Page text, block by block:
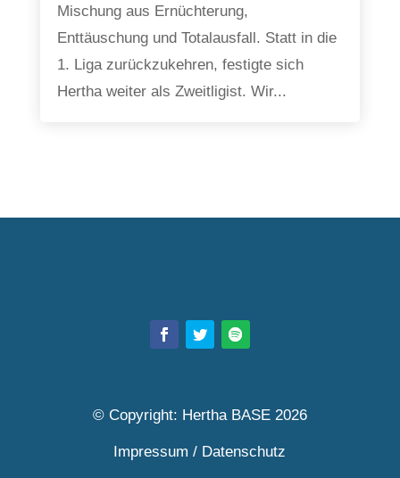
Mischung aus Ernüchterung,
Enttäuschung und Totalausfall. Statt in die
1. Liga zurückzukehren, festigte sich
Hertha weiter als Zweitligist. Wir...
© Copyright: Hertha BASE 2026
Impressum / Datenschutz